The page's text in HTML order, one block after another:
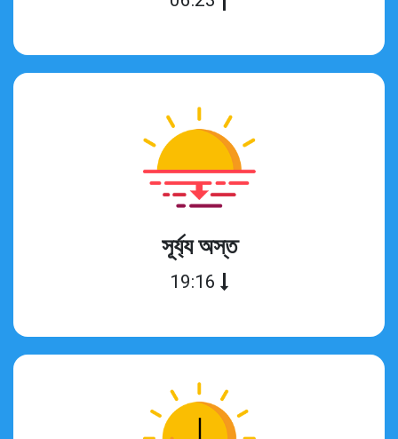
সূর্য্য অস্ত
19:16